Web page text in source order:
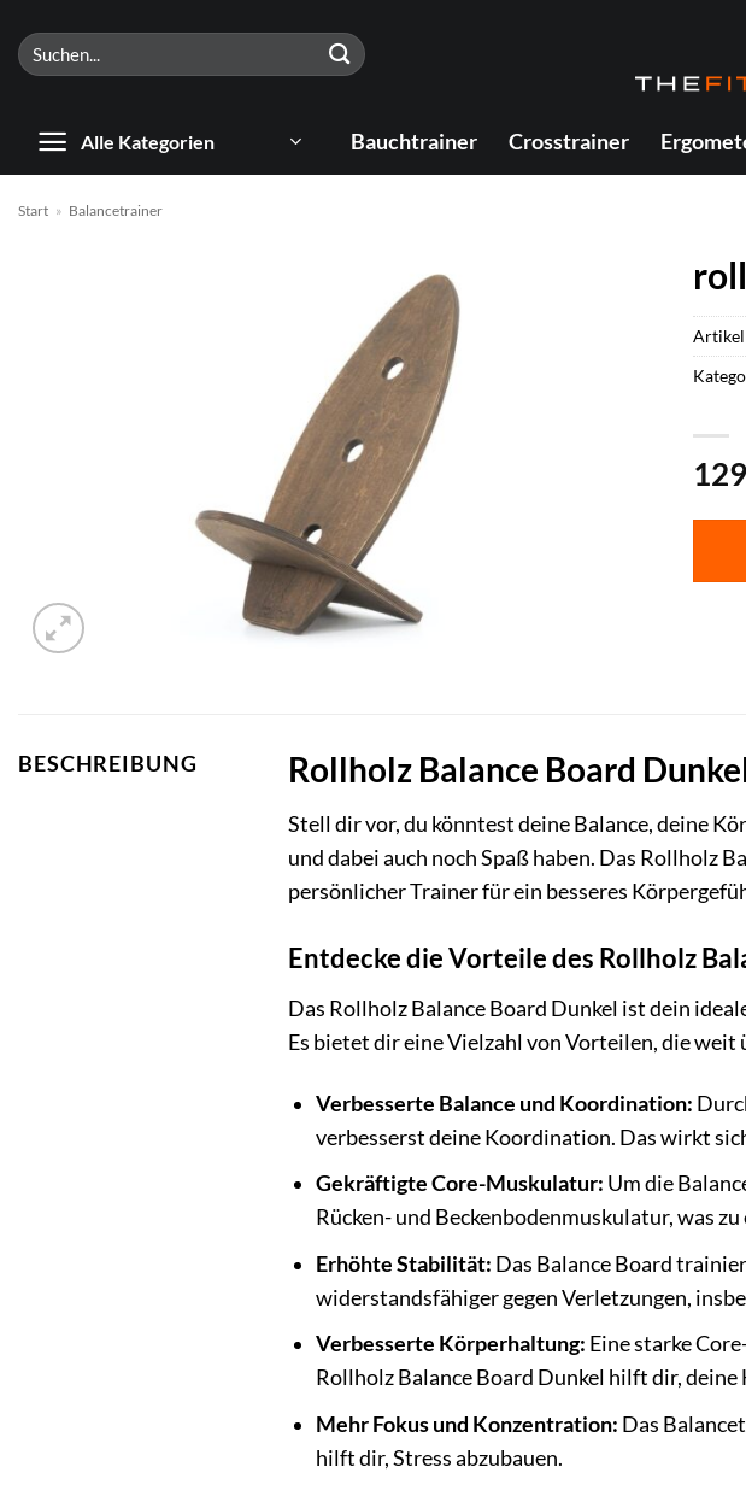
Inhalt
springen
Suchen
nach:
Alle Kategorien Bauchtrainer Crosstrainer
Start » Balancetrainer
BESCHREIBUNG Rollholz Balance Board
Stell dir vor, du könntest deine Balance, deine
und dabei auch noch Spaß haben. Das Rollholz
persönlicher Trainer für ein besseres
Entdecke die Vorteile des Rollholz
Das Rollholz Balance Board Dunkel ist dein
Es bietet dir eine Vielzahl von Vorteilen, die
Verbesserte Balance und Koordination:
verbesserst deine Koordination. Das wirkt
Gekräftigte Core-Muskulatur: Um die
Rücken- und Beckenbodenmuskulatur, was
Erhöhte Stabilität: Das Balance Board
widerstandsfähiger gegen Verletzungen,
Verbesserte Körperhaltung: Eine starke
Rollholz Balance Board Dunkel hilft dir,
Mehr Fokus und Konzentration: Das
hilft dir, Stress abzubauen.